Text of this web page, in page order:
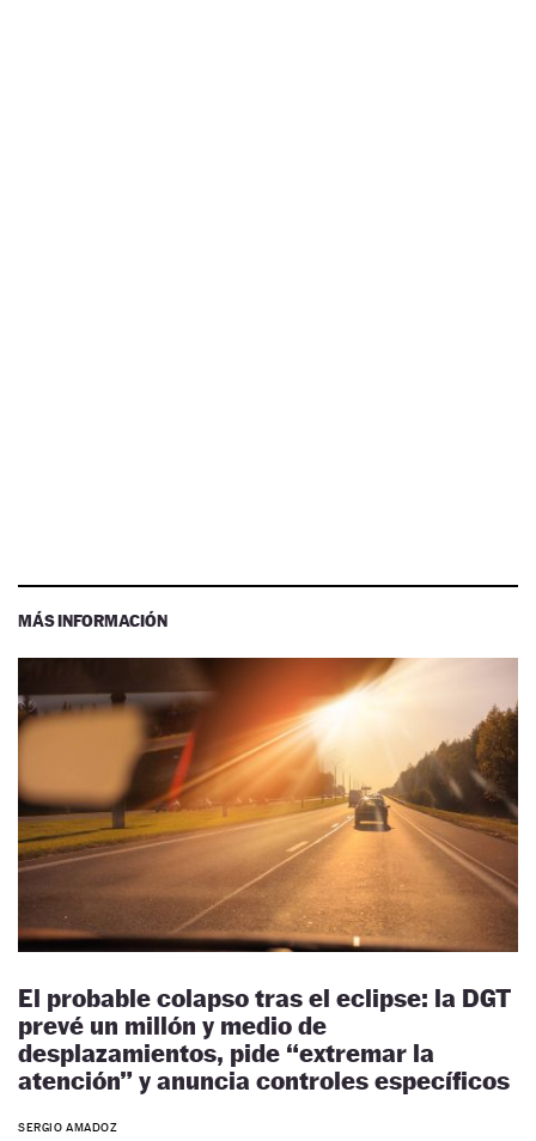
MÁS INFORMACIÓN
El probable colapso tras el eclipse: la DGT
prevé un millón y medio de
desplazamientos, pide “extremar la
atención” y anuncia controles específicos
SERGIO AMADOZ